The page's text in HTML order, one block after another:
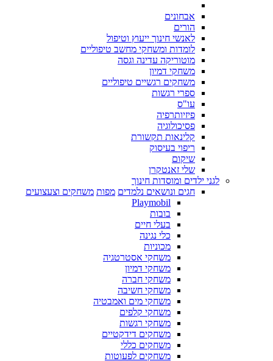
אבחונים
הורים
לאנשי חינוך ייעוץ וטיפול
לומדות ומשחקי מחשב טיפוליים
מוטוריקה עדינה וגסה
משחקי דמיון
משחקים רגשיים טיפוליים
ספרי רגשות
עו"ס
פיזיותרפיה
פסיכולוגיה
קלינאות תקשורת
ריפוי בעיסוק
שיקום
שלי זאנטקרן
לגני ילדים ומוסדות חינוך
חגים ונושאים נלמדים מפות משחקים וצעצועים
Playmobil
בובות
בעלי חיים
כלי נגינה
מכוניות
משחקי אסטרטגיה
משחקי דמיון
משחקי חברה
משחקי חשיבה
משחקי מים ואמבטיה
משחקי קלפים
משחקי רגשות
משחקים דידקטיים
משחקים כללי
משחקים לפעוטות